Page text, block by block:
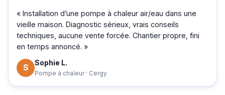
« Installation d’une pompe à chaleur air/eau dans une
vieille maison. Diagnostic sérieux, vrais conseils
techniques, aucune vente forcée. Chantier propre, fini
en temps annoncé. »
S Sophie L.
Pompe à chaleur · Cergy